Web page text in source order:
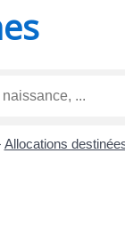
Allocations